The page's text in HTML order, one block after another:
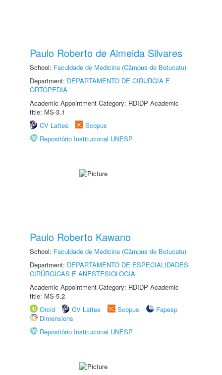
Paulo Roberto de Almeida Silvares
School: Faculdade de Medicina (Câmpus de Botucatu)
Department: DEPARTAMENTO DE CIRURGIA E
ORTOPEDIA
Academic Appointment Category: RDIDP Academic
title: MS-3.1
CV Lattes
Scopus
Repositório Institucional UNESP
Paulo Roberto Kawano
School: Faculdade de Medicina (Câmpus de Botucatu)
Department: DEPARTAMENTO DE ESPECIALIDADES
CIRÚRGICAS E ANESTESIOLOGIA
Academic Appointment Category: RDIDP Academic
title: MS-5.2
Orcid
CV Lattes Scopus
Fapesp
Dimensions
Repositório Institucional UNESP